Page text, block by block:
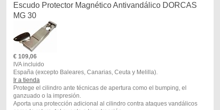
Escudo Protector Magnético Antivandálico DORCAS
MG 30
€ 109,06
IVA incluido
España (excepto Baleares, Canarias, Ceuta y Melilla).
Ir a tienda
Protege el cilindro ante técnicas de apertura como el bumping, el
ganzuado o la impresión.
Aporta una protección adicional al cilindro contra ataques vandálicos